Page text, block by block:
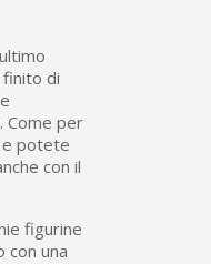
di
Come per
e potete
con il
figurine
con una